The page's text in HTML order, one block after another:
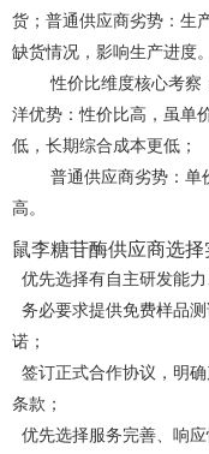
货；普通供应商劣势：生
缺货情况，影响生产进度。
性价比维度核心考察
洋优势：性价比高，虽单
低，长期综合成本更低；
普通供应商劣势：单
高。
鼠李糖苷酶供应商选择
优先选择有自主研发能
务必要求提供免费样品
诺；
签订正式合作协议，明
条款；
优先选择服务完善、响